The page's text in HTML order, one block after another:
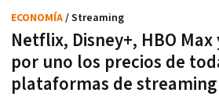
Netflix, Disney+, HBO
por uno los precios de
plataformas de streaming
ECONOMÍA/ Streaming